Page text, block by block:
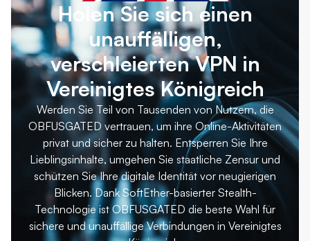
Holen Sie sich einen
unauffälligen,
verschleierten VPN in
Vereinigtes Königreich
Werden Sie Teil von Tausenden von Nutzern, die
OBFUSGATED vertrauen, um ihre Online-Aktivitäten
privat und sicher zu halten. Entsperren Sie Ihre
Lieblingsinhalte, umgehen Sie staatliche Zensur und
schützen Sie Ihre digitale Identität vor neugierigen
Blicken. Dank SoftEther-basierter Stealth-
Technologie ist OBFUSGATED die beste Wahl für
sichere und unauffällige Verbindungen in Vereinigtes